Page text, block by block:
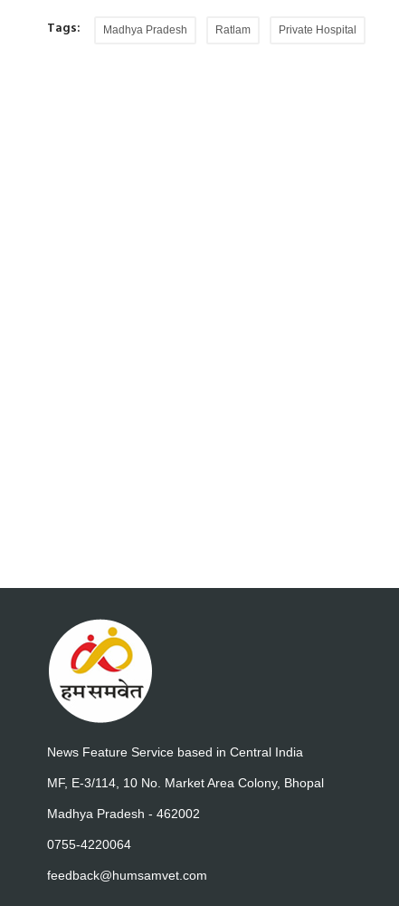
Tags: Madhya Pradesh Ratlam Private Hospital
News Feature Service based in Central India
MF, E-3/114, 10 No. Market Area Colony, Bhopal
Madhya Pradesh - 462002
0755-4220064
feedback@humsamvet.com